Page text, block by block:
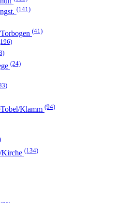
(141)
(41)
(24)
Tobel/Klamm (94)
Kirche (134)